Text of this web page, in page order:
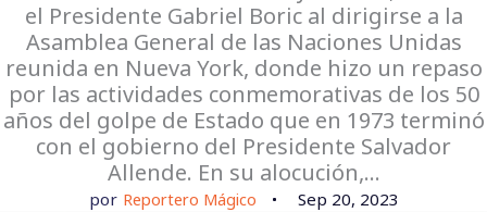
el Presidente Gabriel Boric al dirigirse a la
Asamblea General de las Naciones Unidas
reunida en Nueva York, donde hizo un repaso
por las actividades conmemorativas de los 50
años del golpe de Estado que en 1973 terminó
con el gobierno del Presidente Salvador
Allende. En su alocución,…
por Reportero Mágico Sep 20, 2023